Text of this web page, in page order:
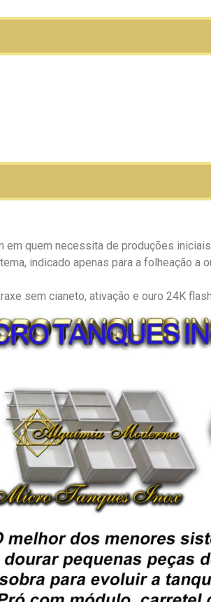
em quem necessita de produções
indicado apenas para a folheação a
sem cianeto, ativação e ouro 24K